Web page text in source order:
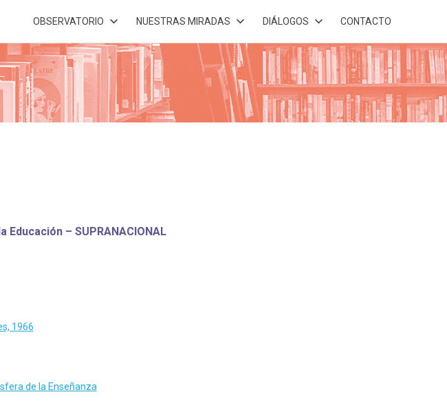
OBSERVATORIO NUESTRAS MIRADAS DIÁLOGOS CONTACTO
– SUPRANACIONAL
1966
de la Enseñanza